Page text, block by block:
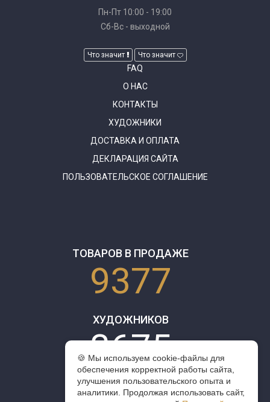
Пн-Пт 10:00 - 19:00
Сб-Вс - выходной
Что значит Что значит
FAQ
О НАС
КОНТАКТЫ
ХУДОЖНИКИ
ДОСТАВКА И ОПЛАТА
ДЕКЛАРАЦИЯ САЙТА
ПОЛЬЗОВАТЕЛЬСКОЕ СОГЛАШЕНИЕ
ТОВАРОВ В ПРОДАЖЕ
9377
ХУДОЖНИКОВ
3675
🍪 Мы используем cookie-файлы для
обеспечения корректной работы сайта,
улучшения пользовательского опыта и
аналитики. Продолжая использовать сайт,